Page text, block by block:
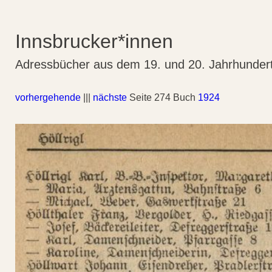
Innsbrucker*innen
Adressbücher aus dem 19. und 20.
vorhergehende nächste Seite 274 Buch 1924